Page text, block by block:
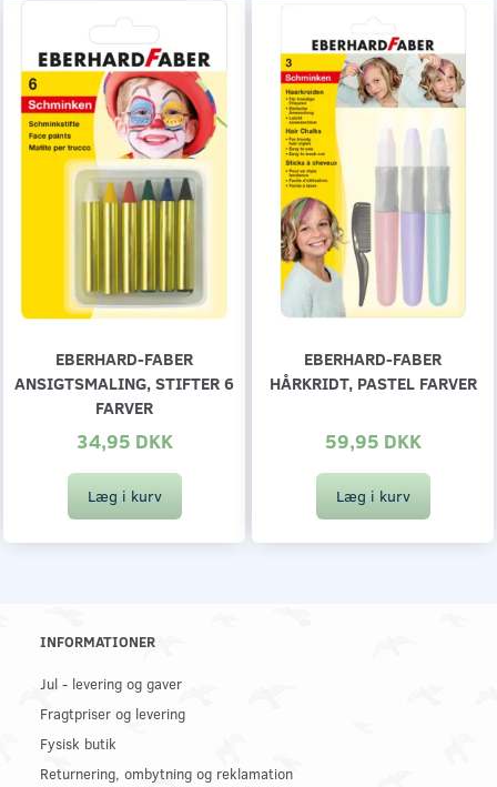
EBERHARD-FABER
ANSIGTSMALING, STIFTER 6
FARVER
34,95 DKK
Læg i kurv
EBERHARD-FABER
HÅRKRIDT, PASTEL FARVER
59,95 DKK
Læg i kurv
INFORMATIONER
Jul - levering og gaver
Fragtpriser og levering
Fysisk butik
Returnering, ombytning og reklamation